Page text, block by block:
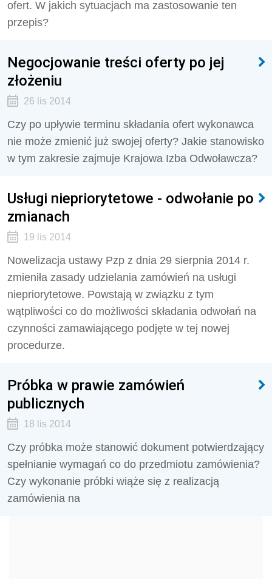
ofert. W jakich sytuacjach ma zastosowanie ten
przepis?
Negocjowanie treści oferty po jej
złożeniu
26 lis 2014
Czy po upływie terminu składania ofert wykonawca
nie może zmienić już swojej oferty? Jakie stanowisko
w tym zakresie zajmuje Krajowa Izba Odwoławcza?
Usługi niepriorytetowe - odwołanie po
zmianach
19 lis 2014
Nowelizacja ustawy Pzp z dnia 29 sierpnia 2014 r.
zmieniła zasady udzielania zamówień na usługi
niepriorytetowe. Powstają w związku z tym
wątpliwości co do możliwości składania odwołań na
czynności zamawiającego podjęte w tej nowej
procedurze.
Próbka w prawie zamówień
publicznych
18 lis 2014
Czy próbka może stanowić dokument potwierdzający
spełnianie wymagań co do przedmiotu zamówienia?
Czy wykonanie próbki wiąże się z realizacją
zamówienia na